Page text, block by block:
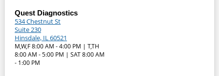
Quest Diagnostics
534 Chestnut St
Suite 230
Hinsdale, IL 60521
M,W,F 8:00 AM - 4:00 PM | T,TH
8:00 AM - 5:00 PM | SAT 8:00 AM
- 1:00 PM